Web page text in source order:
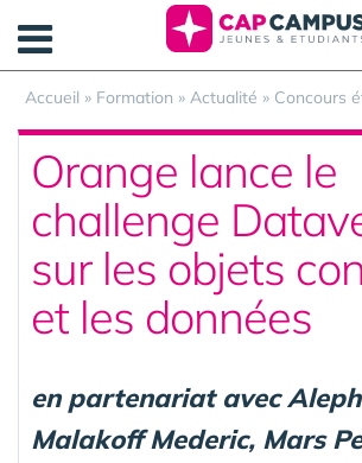
Accueil » Formation » Actualité » Concours
Orange lance le
challenge
sur les objets
et les données
en partenariat avec
Malakoff Mederic, Mars
Panneau de gestion des cookies